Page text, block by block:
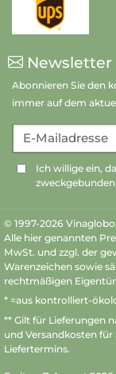
Newsletter
Abonnieren Sie den
immer auf dem
E-Mailadresse
Ich willige ein,
© 1997-2026
Alle hier genannten
MwSt. und zzgl. der
Warenzeichen sowie
rechtmäßigen
* =aus kontrolliert-
** Gilt für Lieferungen
und Versandkosten für
Liefertermins.